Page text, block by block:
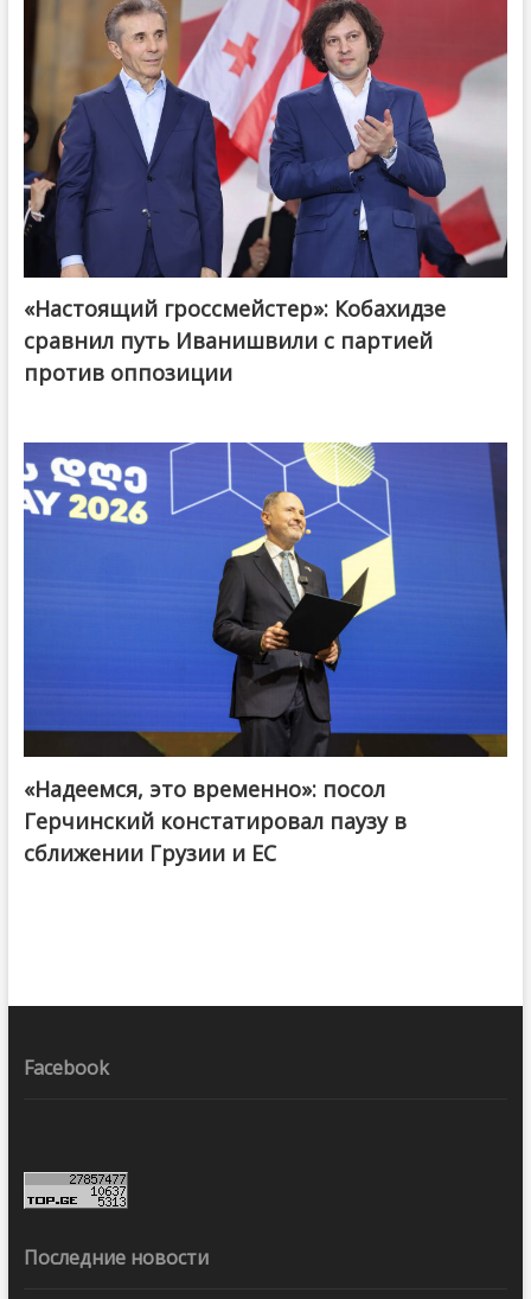
@ქართული ოცნება / Georgian Dream
«Настоящий гроссмейстер»: Кобахидзе
сравнил путь Иванишвили с партией
против оппозиции
«Надеемся, это временно»: посол
Герчинский констатировал паузу в
сближении Грузии и ЕС
Facebook
Последние новости